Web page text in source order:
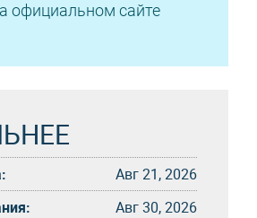
официальном сайте
Авг 21, 2026
Авг 30, 2026